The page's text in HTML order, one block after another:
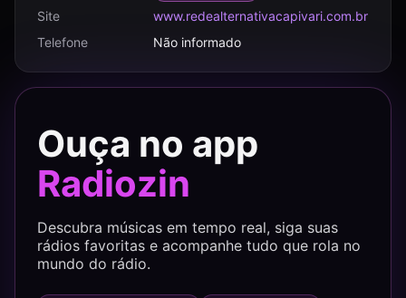
Site
www.redealternativacapivari.com.br
Telefone
Não informado
Ouça no app
Radiozin
Descubra músicas em tempo real, siga suas
rádios favoritas e acompanhe tudo que rola no
mundo do rádio.